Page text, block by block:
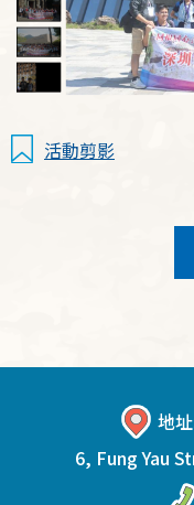
活動剪影
地
6, Fung Yau